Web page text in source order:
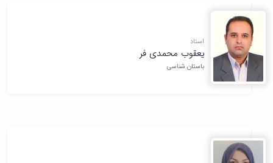
استاد
یعقوب محمدی فر
باستان شناسی